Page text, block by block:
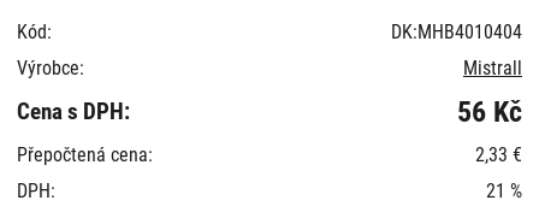
Kód:
DK:MHB4010404
Výrobce:
Mistrall
Cena s DPH: 56 Kč
Přepočtená cena:
2,33 €
DPH:
21 %